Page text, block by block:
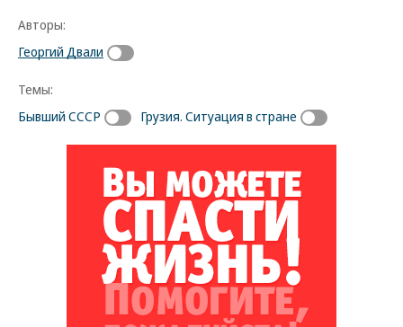
Авторы:
Георгий Двали
Темы:
Бывший СССР
Грузия. Ситуация в стране